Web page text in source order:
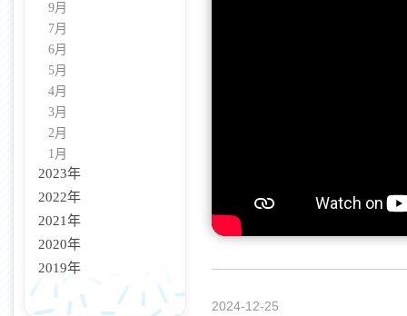
9月
7月
6月
5月
4月
3月
2月
1月
2023年
2022年
2021年
2020年
2019年
2024-12-25